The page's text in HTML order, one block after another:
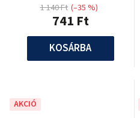
741 Ft
1 140 Ft (–35 %)
KOSÁRBA
AKCIÓ